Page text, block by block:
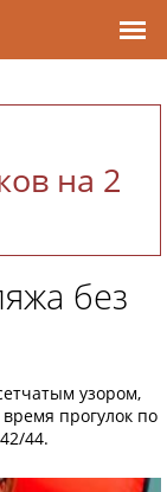
на 2
без
узором,
прогулок по
44.